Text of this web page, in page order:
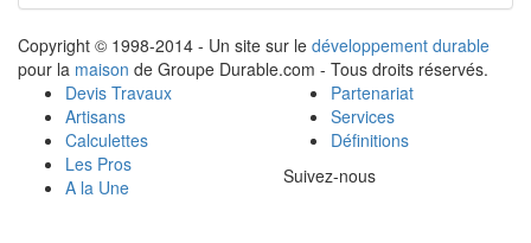
Copyright © 1998-2014 - Un site sur le développement durable
pour la maison de Groupe Durable.com - Tous droits réservés.
Devis Travaux
Artisans
Calculettes
Les Pros
A la Une
Partenariat
Services
Définitions
Suivez-nous